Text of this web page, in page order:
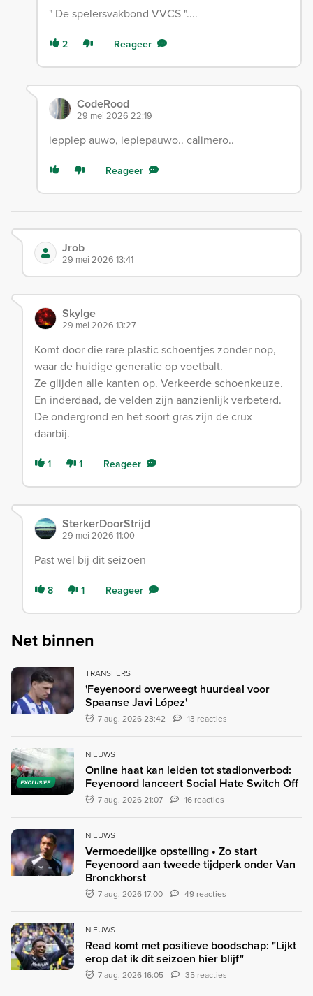
" De spelersvakbond VVCS "....
2 Reageer
CodeRood
29 mei 2026 22:19
ieppiep auwo, iepiepauwo.. calimero..
Reageer
Jrob
29 mei 2026 13:41
Skylge
29 mei 2026 13:27
Komt door die rare plastic schoentjes zonder nop,
waar de huidige generatie op voetbalt.
Ze glijden alle kanten op. Verkeerde schoenkeuze.
En inderdaad, de velden zijn aanzienlijk verbeterd.
De ondergrond en het soort gras zijn de crux
daarbij.
1 1 Reageer
SterkerDoorStrijd
29 mei 2026 11:00
Past wel bij dit seizoen
8 1 Reageer
Net binnen
TRANSFERS
'Feyenoord overweegt huurdeal voor
Spaanse Javi López'
7 aug. 2026 23:42 13 reacties
EXCLUSIEF
NIEUWS
Online haat kan leiden tot stadionverbod:
Feyenoord lanceert Social Hate Switch Off
7 aug. 2026 21:07 16 reacties
NIEUWS
Vermoedelijke opstelling • Zo start
Feyenoord aan tweede tijdperk onder Van
Bronckhorst
7 aug. 2026 17:00 49 reacties
NIEUWS
Read komt met positieve boodschap: "Lijkt
erop dat ik dit seizoen hier blijf"
7 aug. 2026 16:05 35 reacties